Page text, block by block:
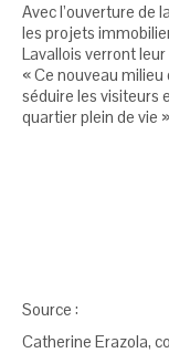
Avec l’ouverture de
les projets
Lavallois verront
« Ce nouveau
séduire les visiteurs
quartier plein de vie
Source :
Catherine Erazola,